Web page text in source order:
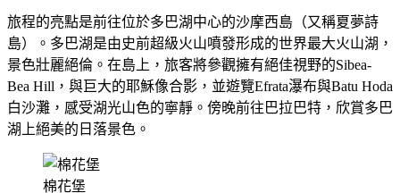
旅程的亮點是前往位於多巴湖中心的沙摩西島（又稱夏夢詩
島）。多巴湖是由史前超級火山噴發形成的世界最大火山湖，
景色壯麗絕倫。在島上，旅客將參觀擁有絕佳視野的Sibea-
Bea Hill，與巨大的耶穌像合影，並遊覽Efrata瀑布與Batu Hoda
白沙灘，感受湖光山色的寧靜。傍晚前往巴拉巴特，欣賞多巴
湖上絕美的日落景色。
棉花堡